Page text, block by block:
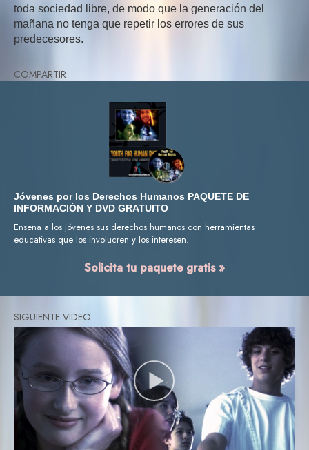
toda sociedad libre, de modo que la generación del
mañana no tenga que repetir los errores de sus
predecesores.
COMPARTIR
Jóvenes por los Derechos Humanos PAQUETE DE
INFORMACIÓN Y DVD GRATUITO
Enseña a los jóvenes sus derechos humanos con herramientas
educativas que los involucren y los interesen.
Solicita tu paquete gratis »